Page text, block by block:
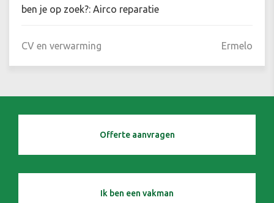
ben je op zoek?: Airco reparatie
CV en verwarming Ermelo
Offerte aanvragen
Ik ben een vakman